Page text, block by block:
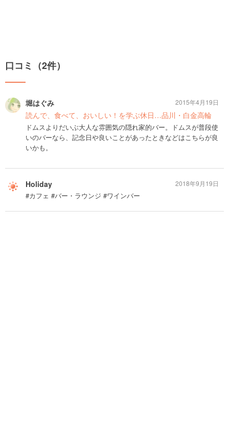
口コミ（2件）
堀はぐみ
読んで、食べて、おいしい！を学ぶ休日…品川・白金高輪
ドムスよりだいぶ大人な雰囲気の隠れ家的バー。ドムスが普段使
いのバーなら、記念日や良いことがあったときなどはこちらが良
いかも。
2015年4月19日
Holiday
#カフェ #バー・ラウンジ #ワインバー
2018年9月19日